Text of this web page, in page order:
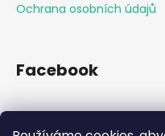
Ochrana osobních údajů
Facebook